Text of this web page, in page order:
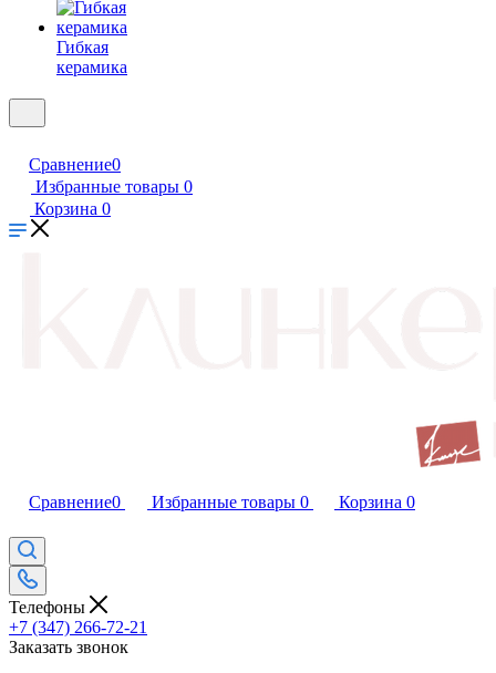
Гибкая
керамика
Сравнение0
Избранные товары 0
Корзина 0
Сравнение0 Избранные товары 0 Корзина 0
Телефоны
+7 (347) 266-72-21
Заказать звонок